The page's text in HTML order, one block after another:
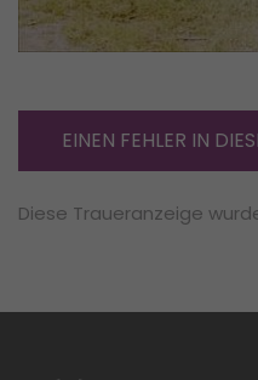
EINEN FEHLER IN
Diese Traueranzeige